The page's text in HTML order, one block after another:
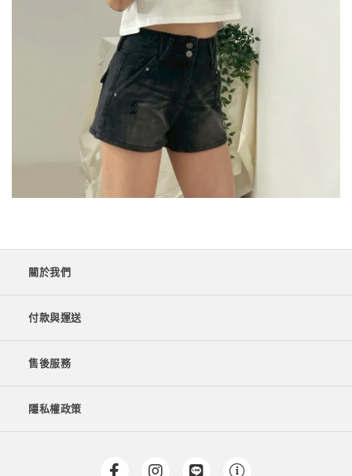
關於我們
付款與運送
售後服務
隱私權政策